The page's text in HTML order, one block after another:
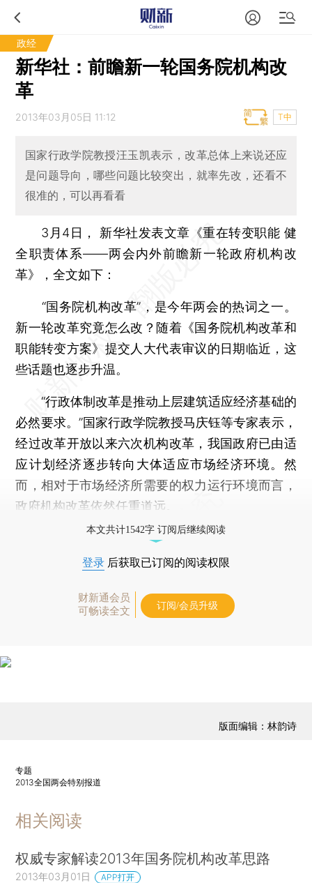
政经
新华社：前瞻新一轮国务院机构改
革
2013年03月05日 11:12 T中
国家行政学院教授汪玉凯表示，改革总体上来说还应
是问题导向，哪些问题比较突出，就率先改，还看不
很准的，可以再看看
3月4日， 新华社发表文章《重在转变职能 健
全职责体系——两会内外前瞻新一轮政府机构改
革》，全文如下：
“国务院机构改革”，是今年两会的热词之一。
新一轮改革究竟怎么改？随着《国务院机构改革和
职能转变方案》提交人大代表审议的日期临近，这
些话题也逐步升温。
“行政体制改革是推动上层建筑适应经济基础的
必然要求。”国家行政学院教授马庆钰等专家表示，
经过改革开放以来六次机构改革，我国政府已由适
应计划经济逐步转向大体适应市场经济环境。然
而，相对于市场经济所需要的权力运行环境而言，
政府机构改革依然任重道远。
本文共计1542字 订阅后继续阅读
登录 后获取已订阅的阅读权限
财新通会员
可畅读全文
订阅/会员升级
版面编辑：林韵诗
专题
2013全国两会特别报道
相关阅读
权威专家解读2013年国务院机构改革思路
2013年03月01日 APP打开